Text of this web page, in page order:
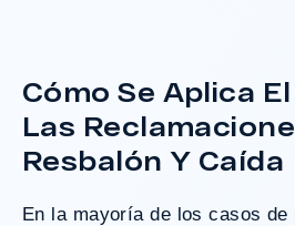
¿Tengo Un
Cómo Se Aplica
Las
Resbalón Y Caída
En la mayoría de los casos